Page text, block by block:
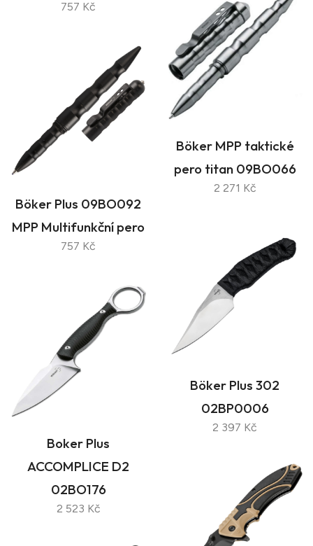
757 Kč
Böker MPP taktické
pero titan 09BO066
2 271 Kč
Böker Plus 09BO092
MPP Multifunkční pero
757 Kč
Böker Plus 302
02BP0006
2 397 Kč
Boker Plus
ACCOMPLICE D2
02BO176
2 523 Kč